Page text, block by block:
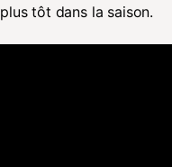
plus tôt dans la saison.